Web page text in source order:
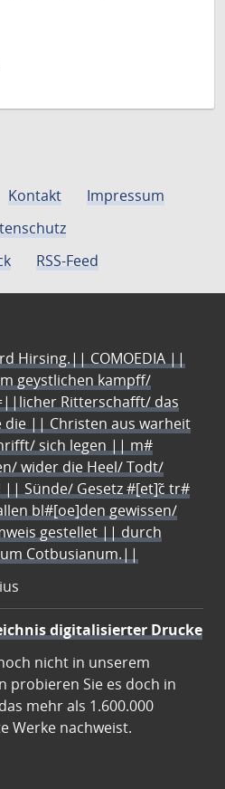
Kontakt
Impressum
RSS-Feed
Hirsing.|| COMOEDIA ||
geystlichen kampff/
Ritterschafft/ das
die || Christen aus warheit
sich legen || m#
wider die Heel/ Todt/
|| Sünde/ Gesetz #[et]c̃ tr#
bl#[oe]den gewissen/
gestellet || durch
Cotbusianum.||
digitalisierter Drucke
nicht in unserem
probieren Sie es doch in
mehr als 1.600.000
Werke nachweist.